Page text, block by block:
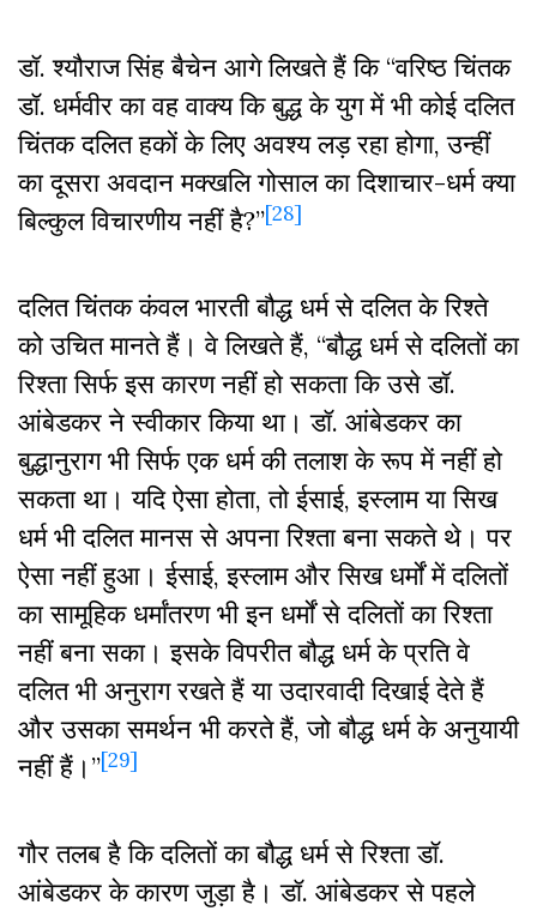
डॉ. श्यौराज सिंह बैचेन आगे लिखते हैं कि “वरिष्ठ चिंतक
डॉ. धर्मवीर का वह वाक्य कि बुद्ध के युग में भी कोई दलित
चिंतक दलित हकों के लिए अवश्य लड़ रहा होगा, उन्हीं
का दूसरा अवदान मक्खलि गोसाल का दिशाचार-धर्म क्या
बिल्कुल विचारणीय नहीं है?”[28]
दलित चिंतक कंवल भारती बौद्ध धर्म से दलित के रिश्ते
को उचित मानते हैं। वे लिखते हैं, “बौद्ध धर्म से दलितों का
रिश्ता सिर्फ इस कारण नहीं हो सकता कि उसे डॉ.
आंबेडकर ने स्वीकार किया था। डॉ. आंबेडकर का
बुद्धानुराग भी सिर्फ एक धर्म की तलाश के रूप में नहीं हो
सकता था। यदि ऐसा होता, तो ईसाई, इस्लाम या सिख
धर्म भी दलित मानस से अपना रिश्ता बना सकते थे। पर
ऐसा नहीं हुआ। ईसाई, इस्लाम और सिख धर्मों में दलितों
का सामूहिक धर्मांतरण भी इन धर्मों से दलितों का रिश्ता
नहीं बना सका। इसके विपरीत बौद्ध धर्म के प्रति वे
दलित भी अनुराग रखते हैं या उदारवादी दिखाई देते हैं
और उसका समर्थन भी करते हैं, जो बौद्ध धर्म के अनुयायी
नहीं हैं।”[29]
गौर तलब है कि दलितों का बौद्ध धर्म से रिश्ता डॉ.
आंबेडकर के कारण जुड़ा है। डॉ. आंबेडकर से पहले